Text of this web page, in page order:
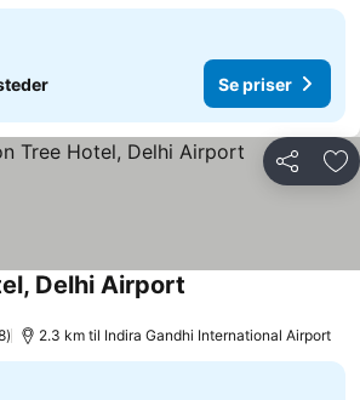
Se priser
Del
Delhi Airport
2.3 km til Indira Gandhi International Airport